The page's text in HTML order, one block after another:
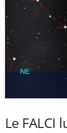
Le FALCI